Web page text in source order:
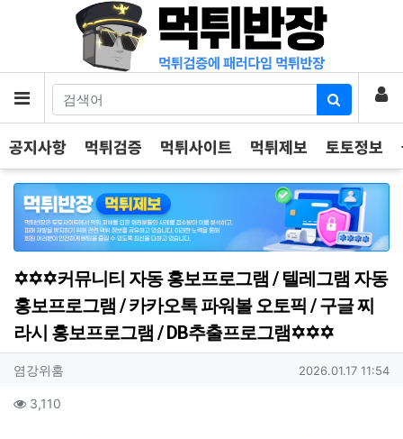
메뉴 로
공지사항 먹튀검증 먹튀사이트 먹튀제보 토토정보
✡️✡️✡️커뮤니티 자동 홍보프로그램 / 텔레그램 자동
홍보프로그램 / 카카오톡 파워볼 오토픽 / 구글 찌
라시 홍보프로그램 / DB추출프로그램✡️✡️✡️
작성자 정보
염강위훔 작성일
2026.01.17 11:54
컨텐츠 정보
3,110